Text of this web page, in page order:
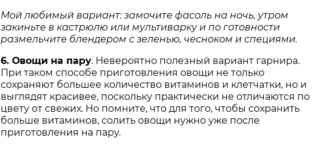
Мой любимый вариант: замочите фасоль на ночь, утром
закиньте в кастрюлю или мультиварку и по готовности
размельчите блендером с зеленью, чесноком и специями.
6. Овощи на пару. Невероятно полезный вариант гарнира.
При таком способе приготовления овощи не только
сохраняют большее количество витаминов и клетчатки, но и
выглядят красивее, поскольку практически не отличаются по
цвету от свежих. Но помните, что для того, чтобы сохранить
больше витаминов, солить овощи нужно уже после
приготовления на пару.